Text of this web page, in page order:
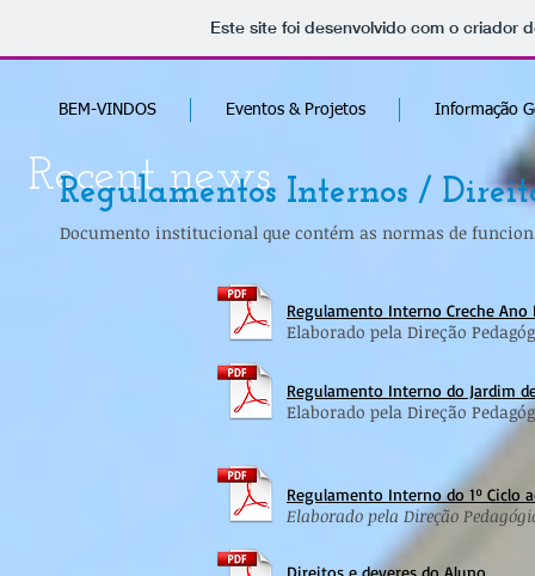
Este site foi desenvolvido com o criador
BEM-VINDOS Eventos & Projetos Informação
Recent news
Regulamentos Internos /
Documento institucional que contém as normas de
Regulamento Interno Creche
Elaborado pela Direção
Regulamento Interno do Jardim
Elaborado pela Direção
Regulamento Interno do 1º Ciclo
Elaborado pela Direção
Direitos e deveres do Aluno